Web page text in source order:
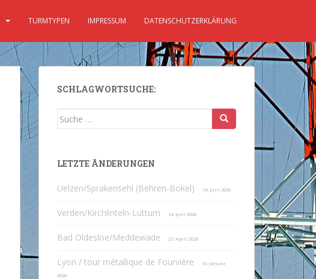
TURMTYPEN IMPRESSUM DATENSCHUTZERKLÄRUNG
SCHLAGWORTSUCHE:
Suche
LETZTE ÄNDERUNGEN
Uelzen/Sprakensehl (Behren-Bokel) 14. Juni 2026
Verden/Kirchlinteln-Luttum 14. Juni 2026
Bad Oldesloe/Meddewade 27. April 2026
Lyon / tour métallique de Fourvière
10. Januar
2026